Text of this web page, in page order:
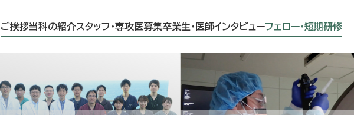
ご挨拶当科の紹介スタッフ・専攻医募集卒業生・医師インタビューフェロー・短期研修